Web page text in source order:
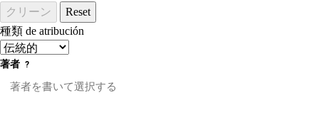
クリーン
Reset
種類 de atribución
著者 ?